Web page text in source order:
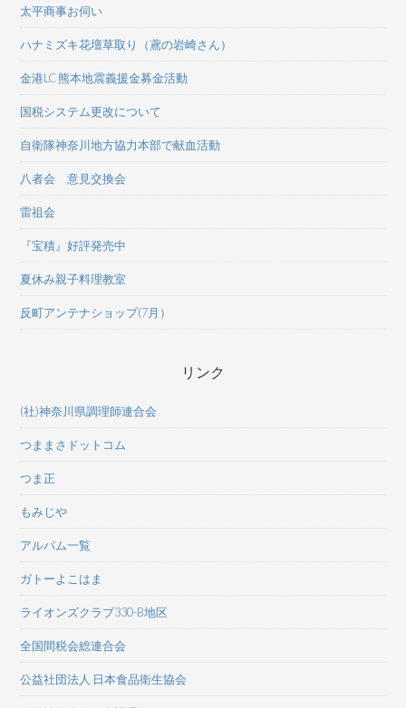
太平商事お伺い
ハナミズキ花壇草取り（鳶の岩崎さん）
金港LC 熊本地震義援金募金活動
国税システム更改について
自衛隊神奈川地方協力本部で献血活動
八者会 意見交換会
雷祖会
『宝積』好評発売中
夏休み親子料理教室
反町アンテナショップ(7月）
リンク
(社)神奈川県調理師連合会
つままさドットコム
つま正
もみじや
アルバム一覧
ガトーよこはま
ライオンズクラブ330-B地区
全国間税会総連合会
公益社団法人 日本食品衛生協会